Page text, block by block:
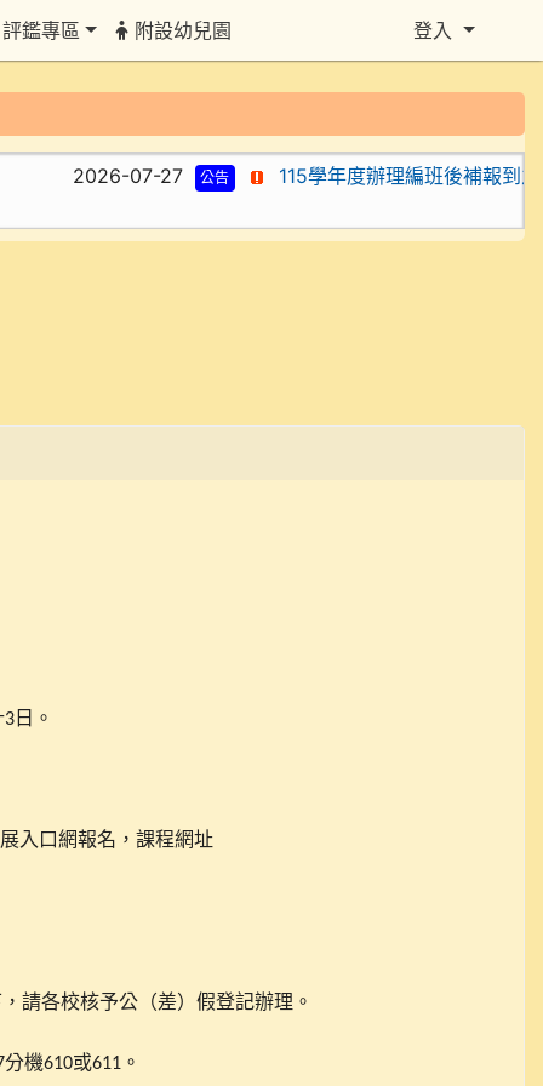
2026-07-27 公告 115學年度辦理編班後補報到之新
3 日。
入口網報名，課程網址
請各校核予公（差）假登記辦理。
分機610或611 。
鑑專區 附設幼兒園 登入